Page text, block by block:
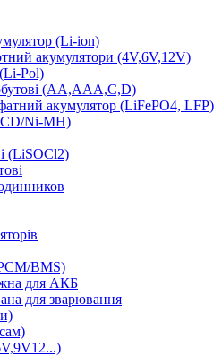
(Li-ion)
акумулятори (4V,6V,12V)
(Li-Pol)
(AA,AAA,C,D)
акумулятор (LiFePO4, LFP)
Ni-MH)
(LiSOCl2)
BMS)
для АКБ
для зварювання